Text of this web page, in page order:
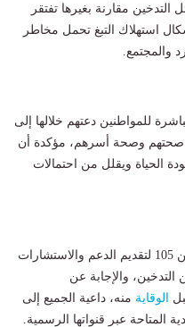
مقارنة بغيرها تفتقر
استهلاك التبغ تحمل مخاطر
والمجتمع.
للمواطنين دعتهم خلالها إلى
صحتهم وصحة أسرهم، مؤكدة أن
الحياة ويقلل من احتمالات
كما أعلنت الوزارة تخصيص الخط الساخن 105 لتقديم الدعم والاستشارات
التدخين، والإجابة عن
الوقاية منه، داعية الجميع إلى
المتاحة عبر قنواتها الرسمية.